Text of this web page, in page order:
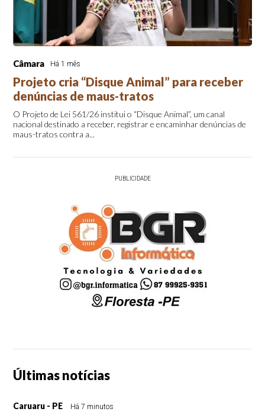
Câmara Há 1 mês
Projeto cria “Disque Animal” para receber
denúncias de maus-tratos
O Projeto de Lei 561/26 institui o “Disque Animal”, um canal
nacional destinado a receber, registrar e encaminhar denúncias de
maus-tratos contra a...
PUBLICIDADE
Últimas notícias
Caruaru - PE Há 7 minutos